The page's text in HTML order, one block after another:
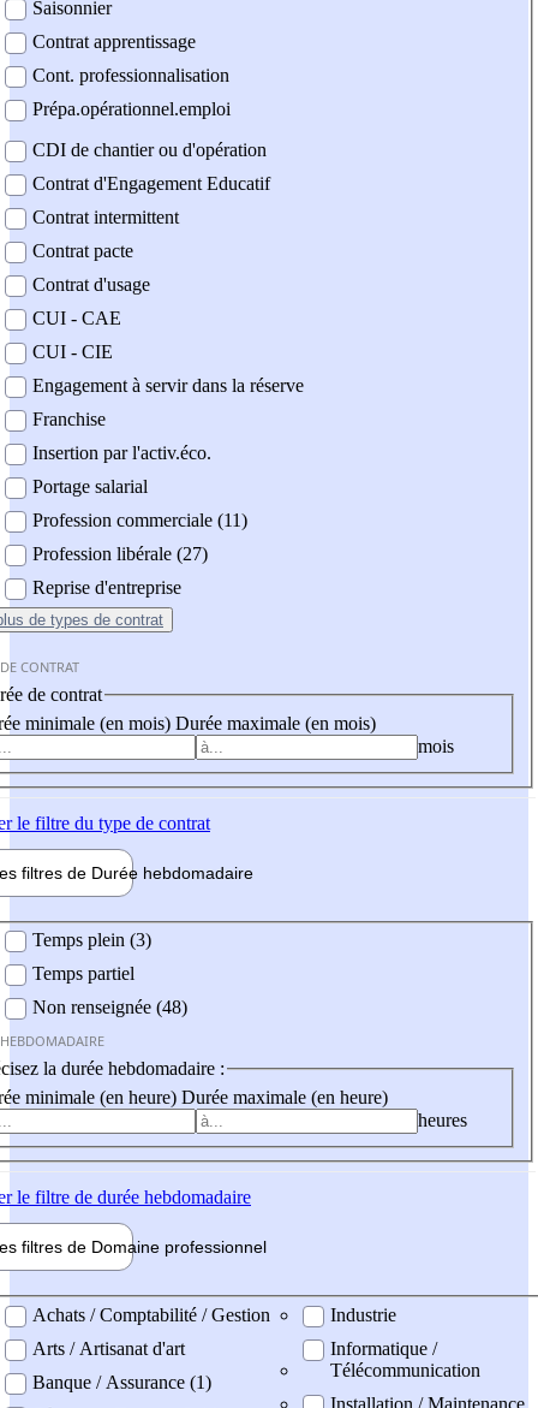
Saisonnier
Contrat apprentissage
Cont. professionnalisation
Prépa.opérationnel.emploi
CDI de chantier ou d'opération
Contrat d'Engagement Educatif
Contrat intermittent
Contrat pacte
Contrat d'usage
CUI - CAE
CUI - CIE
Engagement à servir dans la réserve
Franchise
Insertion par l'activ.éco.
Portage salarial
Profession commerciale (11)
Profession libérale (27)
Reprise d'entreprise
de types de contrat
CONTRAT
de contrat
minimale (en mois) Durée maximale (en mois)
mois
le filtre du type de contrat
filtres de Durée hebdomadaire
Temps plein (3)
Temps partiel
Non renseignée (48)
la durée hebdomadaire :
minimale (en heure) Durée maximale (en heure)
heures
le filtre de durée hebdomadaire
filtres de Domaine professionnel
professionel
Achats / Comptabilité / Gestion
Arts / Artisanat d'art
Banque / Assurance (1)
Industrie
Informatique /
Télécommunication
Installation / Maintenance